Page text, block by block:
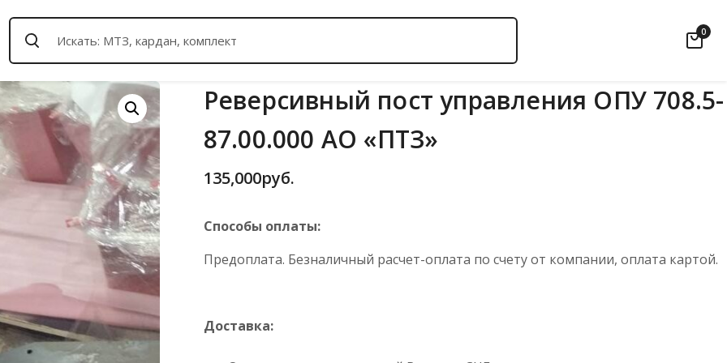
0
Реверсивный пост управления ОПУ 708.5-
87.00.000 АО «ПТЗ»
135,000руб.
Способы оплаты:
Предоплата. Безналичный расчет-оплата по счету от компании, оплата картой.
Доставка: